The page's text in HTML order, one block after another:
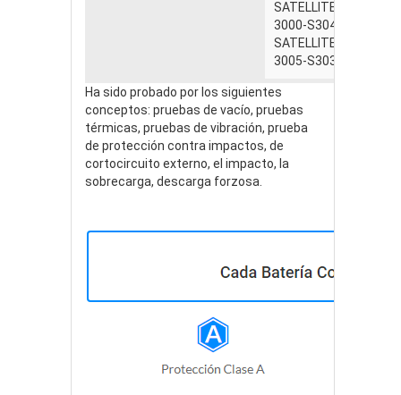
SATELLITE 3000
3000-S304, 3000-
SATELLITE 3005
3005-S303, 3005-
Ha sido probado por los siguientes
conceptos: pruebas de vacío, pruebas
térmicas, pruebas de vibración, prueba
de protección contra impactos, de
cortocircuito externo, el impacto, la
sobrecarga, descarga forzosa.